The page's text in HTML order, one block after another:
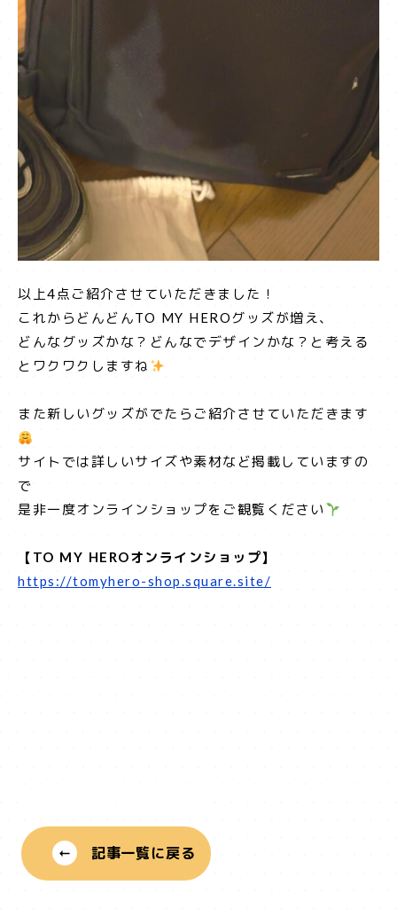
以上4点ご紹介させていただきました！
これからどんどんTO MY HEROグッズが増え、
どんなグッズかな？どんなでデザインかな？と考える
とワクワクしますね
また新しいグッズがでたらご紹介させていただきます
サイトでは詳しいサイズや素材など掲載していますの
で
是非一度オンラインショップをご観覧ください
【TO MY HEROオンラインショップ】
https://tomyhero-shop.square.site/
記事一覧に戻る